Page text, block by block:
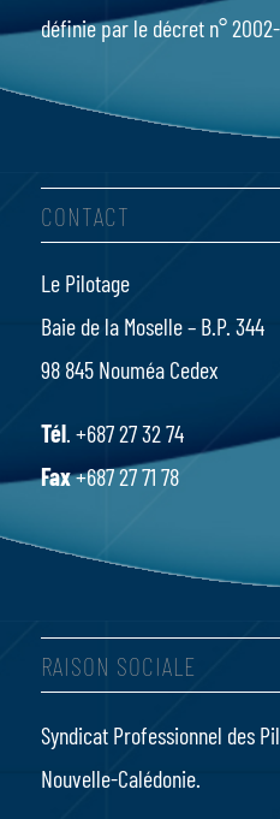
définie par le décret n°
CONTACT
Le Pilotage
Baie de la Moselle – B.P. 344
98 845 Nouméa Cedex
Tél. +687 27 32 74
Fax+687 27 71 78
RAISON SOCIALE
Syndicat Professionnel des
Nouvelle-Calédonie.